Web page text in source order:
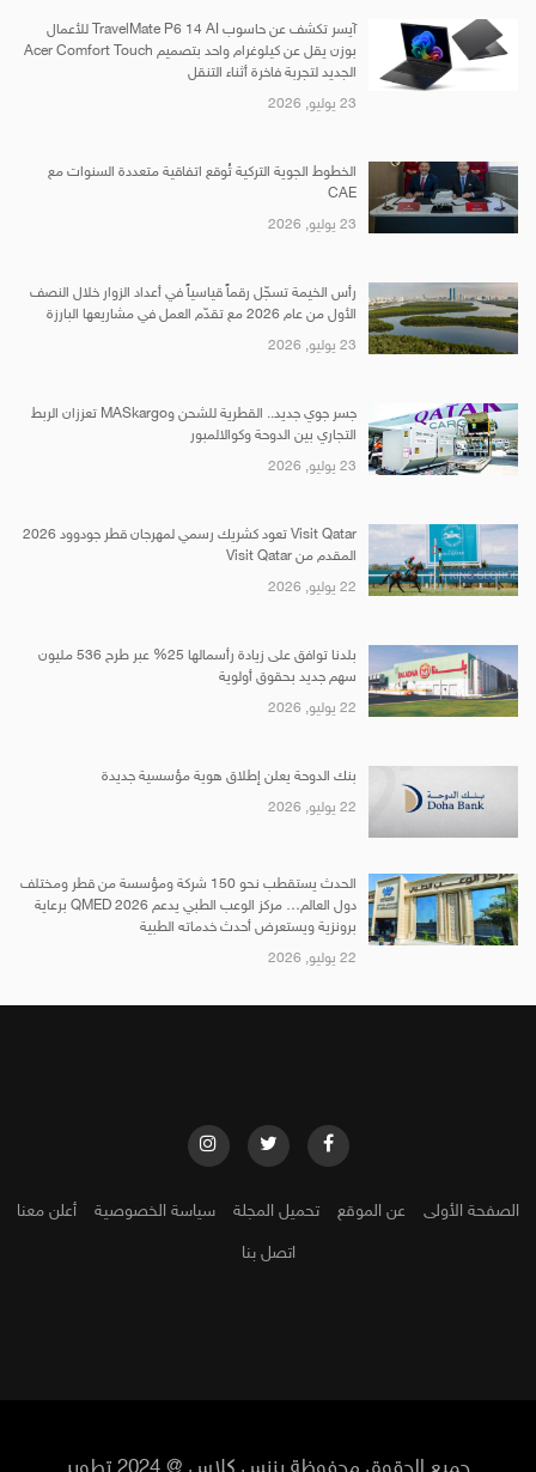
آيسر تكشف عن حاسوب TravelMate P6 14 AI للأعمال
بوزن يقل عن كيلوغرام واحد بتصميم Acer Comfort Touch
الجديد لتجربة فاخرة أثناء التنقل
23 يوليو, 2026
الخطوط الجوية التركية تُوقع اتفاقية متعددة السنوات مع
CAE
23 يوليو, 2026
رأس الخيمة تسجّل رقماً قياسياً في أعداد الزوار خلال النصف
الأول من عام 2026 مع تقدّم العمل في مشاريعها البارزة
23 يوليو, 2026
جسر جوي جديد.. القطرية للشحن وMASkargo تعززان الربط
التجاري بين الدوحة وكوالالمبور
23 يوليو, 2026
Visit Qatar تعود كشريك رسمي لمهرجان قطر جودوود 2026
المقدم من Visit Qatar
22 يوليو, 2026
بلدنا توافق على زيادة رأسمالها 25% عبر طرح 536 مليون
سهم جديد بحقوق أولوية
22 يوليو, 2026
بنك الدوحة يعلن إطلاق هوية مؤسسية جديدة
22 يوليو, 2026
الحدث يستقطب نحو 150 شركة ومؤسسة من قطر ومختلف
دول العالم… مركز الوعب الطبي يدعم QMED 2026 برعاية
برونزية ويستعرض أحدث خدماته الطبية
22 يوليو, 2026
الصفحة الأولى عن الموقع تحميل المجلة سياسة الخصوصية أعلن معنا
اتصل بنا